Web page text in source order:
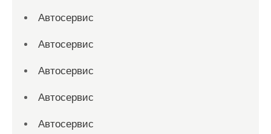
Автосервис
Автосервис
Автосервис
Автосервис
Автосервис